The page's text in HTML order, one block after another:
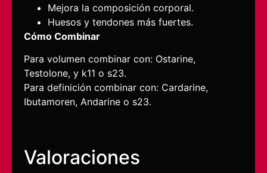
Mejora la composición corporal.
Huesos y tendones más fuertes.
Cómo Combinar
Para volumen combinar con: Ostarine,
Testolone, y k11 o s23.
Para definición combinar con: Cardarine,
Ibutamoren, Andarine o s23.
Valoraciones